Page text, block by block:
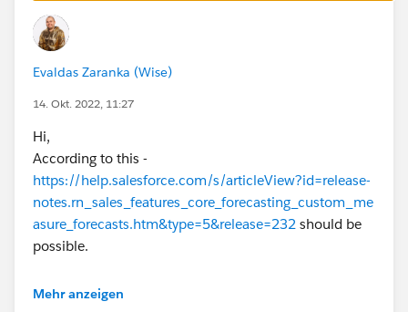
Evaldas Zaranka (Wise)
14. Okt. 2022, 11:27
Hi,
According to this -
https://help.salesforce.com/s/articleView?id=release-
notes.rn_sales_features_core_forecasting_custom_me
asure_forecasts.htm&type=5&release=232 should be
possible.
https://blog.bessereau.eu/assets/pdfs/forecasts.pdf
Mehr anzeigen